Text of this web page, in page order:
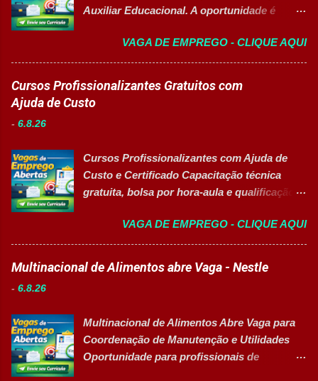
Auxiliar Educacional. A oportunidade é
nas áreas da educação que desejam atuar
em ambiente escolar, apoiando professores
e estudantes. 👉 CANDIDATAR-SE AGORA
Resumo da vaga Cargo: Auxiliar
agosto de 2026 Vaga inclusiva para Pessoas
com Deficiência (PcD). Principais atividades
Apoiar professores durante atividades
projetos educacionais. Dar suporte em
atividades recreativas e lúdicas.
Disponibilizar materiais utilizados nas
ambiente escolar organizado e seguro.
Acompanhar contratos quando designado
pela liderança. Apoiar diversas ações
VAGA DE EMPREGO - CLIQUE AQUI
Cursos Profissionalizantes Gratuitos com
Ajuda de Custo
- 6.8.26
Cursos Profissionalizantes com Ajuda de
Custo e Certificado Capacitação técnica
gratuita, bolsa por hora-aula e qualificação
MINHA VAGA Sobre o Programa de
Qualificação Estão abertas as inscrições
para programas de formação
profissionalizante voltados para o
Além do aprendizado prático e da
certificação reconhecida, os participantes
contam com uma ajuda de custo calculada
VAGA DE EMPREGO - CLIQUE AQUI
Multinacional de Alimentos abre Vaga - Nestle
- 6.8.26
Multinacional de Alimentos Abre Vaga para
Coordenação de Manutenção e Utilidades
Oportunidade para profissionais de